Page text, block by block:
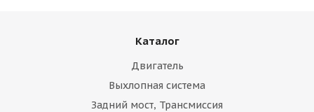
Каталог
Двигатель
Выхлопная система
Задний мост, Трансмиссия